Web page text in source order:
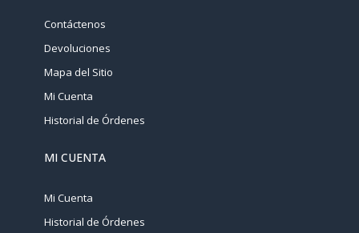
Contáctenos
Devoluciones
Mapa del Sitio
Mi Cuenta
Historial de Órdenes
MI CUENTA
Mi Cuenta
Historial de Órdenes